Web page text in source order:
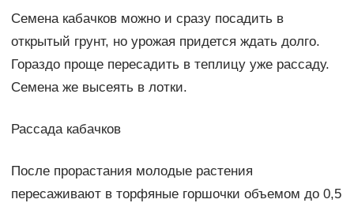
Семена кабачков можно и сразу посадить в
открытый грунт, но урожая придется ждать долго.
Гораздо проще пересадить в теплицу уже рассаду.
Семена же высеять в лотки.
Рассада кабачков
После прорастания молодые растения
пересаживают в торфяные горшочки объемом до 0,5